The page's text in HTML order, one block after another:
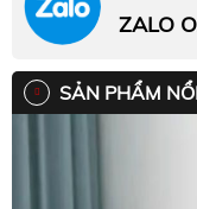
ZALO
SẢN PHẨM